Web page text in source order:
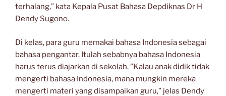
terhalang,” kata Kepala Pusat Bahasa Depdiknas Dr H
Dendy Sugono.
Di kelas, para guru memakai bahasa Indonesia sebagai
bahasa pengantar. Itulah sebabnya bahasa Indonesia
harus terus diajarkan di sekolah. ”Kalau anak didik tidak
mengerti bahasa Indonesia, mana mungkin mereka
mengerti materi yang disampaikan guru,” jelas Dendy